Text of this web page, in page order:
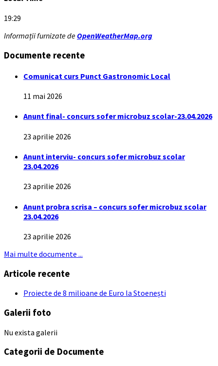
19:29
Informații furnizate de OpenWeatherMap.org
Documente recente
Comunicat curs Punct Gastronomic Local
11 mai 2026
Anunt final- concurs sofer microbuz scolar-23.04.2026
23 aprilie 2026
Anunt interviu- concurs sofer microbuz scolar
23.04.2026
23 aprilie 2026
Anunt probra scrisa – concurs sofer microbuz scolar
23.04.2026
23 aprilie 2026
Mai multe documente ...
Articole recente
Proiecte de 8 milioane de Euro la Stoenești
Galerii foto
Nu exista galerii
Categorii de Documente